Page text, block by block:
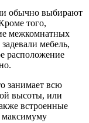
обычно выбирают
того,
межкомнатных
мебель,
расположение
занимает всю
высоты, или
встроенные
максимуму